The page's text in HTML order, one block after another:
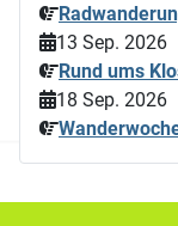
13 Sep. 2026
Rund ums
18 Sep. 2026